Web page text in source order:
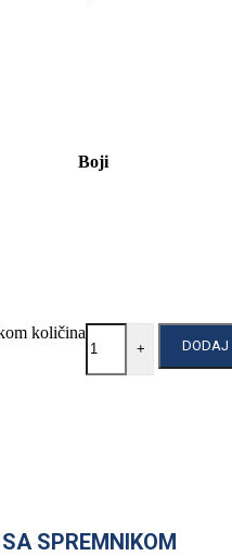
Boji
količina
+ DODAJ
SPREMNIKOM